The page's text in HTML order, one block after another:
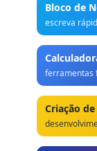
Bloco de
escreva
ferramentas
Criação